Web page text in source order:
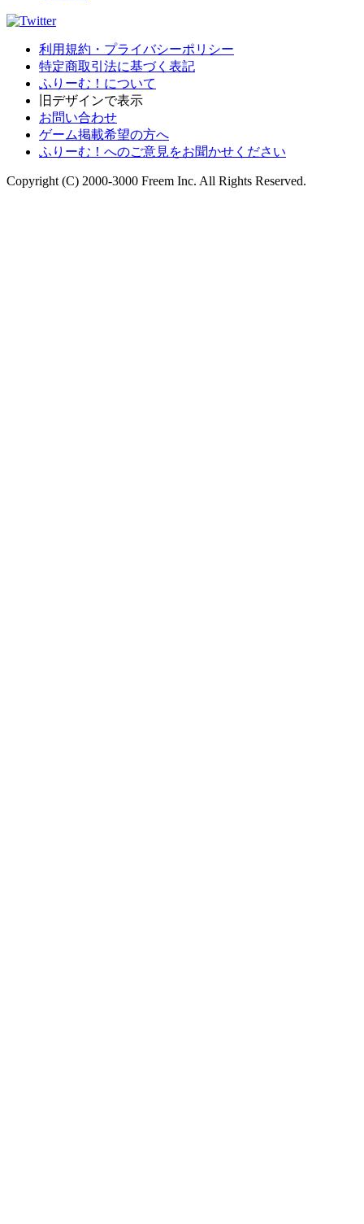
利用規約・プライバシーポリシー
特定商取引法に基づく表記
ふりーむ！について
旧デザインで表示
お問い合わせ
ゲーム掲載希望の方へ
ふりーむ！へのご意見をお聞かせください
Copyright (C) 2000-3000 Freem Inc. All Rights Reserved.